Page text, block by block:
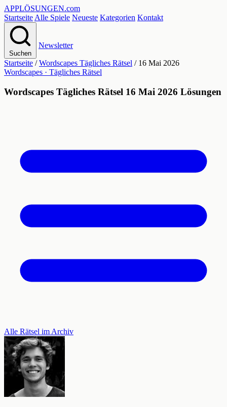
APPLÖSUNGEN.com
Startseite Alle Spiele Neueste Kategorien Kontakt
Suchen
Newsletter
Startseite / Wordscapes Tägliches Rätsel / 16 Mai 2026
Wordscapes · Tägliches Rätsel
Wordscapes Tägliches Rätsel 16 Mai 2026 Lösungen
Alle Rätsel im Archiv